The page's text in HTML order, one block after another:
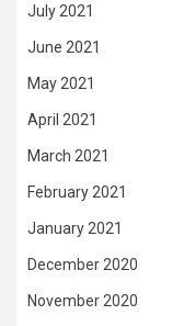
July 2021
June 2021
May 2021
April 2021
March 2021
February 2021
January 2021
December 2020
November 2020